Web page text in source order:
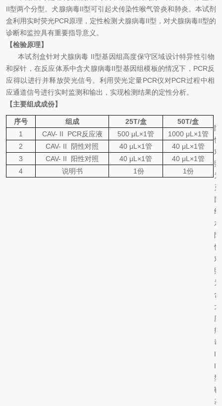
II型两个分型。犬腺病毒II型可引起犬传染性喉气管炎和肺炎。 本试剂
盒利用实时荧光PCR原理，定性检测 犬腺病毒II型 ，对犬腺病毒II型的
诊断和监控具有重要指导意义。
【检验原理】
本试剂盒针对犬腺病毒 II型基因组高度保守区域设计特异性引物
和探针，在反应体系中含犬腺病毒II型基因组模板的情况下， PCR反
应得以进行并释放荧光信号。利用荧光定量PCR仪对PCR过程中相
应通道信号进行实时监测和输出，实现检测结果的定性分析。
【主要组成成份】
序号 组成 25T/盒 50T/盒
1
CAV- II PCR反应液 500 μL×1管 1000 μL×1管
2
CAV- II 阴性对照 40 μL×1管 40 μL×1管
3
CAV- II 阳性对照 40 μL×1管 40 μL×1管
4
说明书 1份 1份
阴
性
对
照
为
灭
菌
纯
水
阳
性
对
照
为
含
犬
腺
病
毒
I
I
型
靶
基